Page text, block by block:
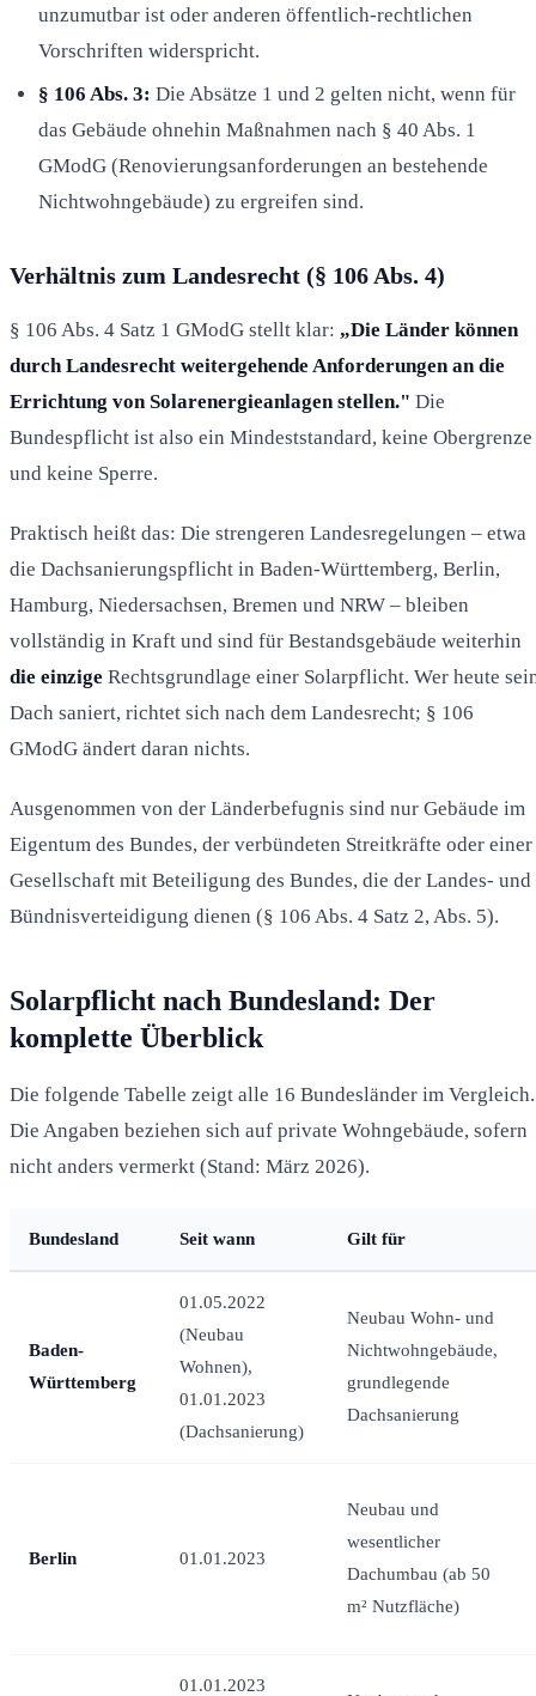
unzumutbar ist oder anderen öffentlich-rechtlichen
Vorschriften widerspricht.
§ 106 Abs. 3: Die Absätze 1 und 2 gelten nicht, wenn für
das Gebäude ohnehin Maßnahmen nach § 40 Abs. 1
GModG (Renovierungsanforderungen an bestehende
Nichtwohngebäude) zu ergreifen sind.
Verhältnis zum Landesrecht (§ 106 Abs. 4)
§ 106 Abs. 4 Satz 1 GModG stellt klar: „Die Länder können
durch Landesrecht weitergehende Anforderungen an die
Errichtung von Solarenergieanlagen stellen." Die
Bundespflicht ist also ein Mindeststandard, keine Obergrenze
und keine Sperre.
Praktisch heißt das: Die strengeren Landesregelungen – etwa
die Dachsanierungspflicht in Baden-Württemberg, Berlin,
Hamburg, Niedersachsen, Bremen und NRW – bleiben
vollständig in Kraft und sind für Bestandsgebäude weiterhin
die einzige Rechtsgrundlage einer Solarpflicht. Wer heute
Dach saniert, richtet sich nach dem Landesrecht; § 106
GModG ändert daran nichts.
Ausgenommen von der Länderbefugnis sind nur Gebäude im
Eigentum des Bundes, der verbündeten Streitkräfte oder einer
Gesellschaft mit Beteiligung des Bundes, die der Landes- und
Bündnisverteidigung dienen (§ 106 Abs. 4 Satz 2, Abs. 5).
Solarpflicht nach Bundesland: Der
komplette Überblick
Die folgende Tabelle zeigt alle 16 Bundesländer im Vergleich.
Die Angaben beziehen sich auf private Wohngebäude, sofern
nicht anders vermerkt (Stand: März 2026).
Bundesland Seit wann Gilt für
Baden-
Württemberg
01.05.2022
(Neubau
Wohnen),
01.01.2023
(Dachsanierung)
Neubau Wohn- und
Nichtwohngebäude,
grundlegende
Dachsanierung
Berlin 01.01.2023
Neubau und
wesentlicher
Dachumbau (ab 50
m² Nutzfläche)
01.01.2023